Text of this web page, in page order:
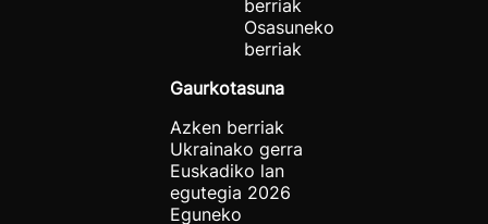
berriak
Osasuneko
berriak
Gaurkotasuna
Azken berriak
Ukrainako gerra
Euskadiko lan
egutegia 2026
Eguneko